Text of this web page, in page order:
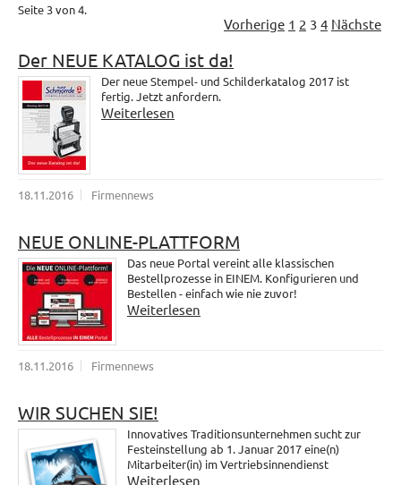
Seite 3 von 4.
Vorherige 1 2 3 4 Nächste
Der NEUE KATALOG ist da!
Der neue Stempel- und Schilderkatalog 2017 ist
fertig. Jetzt anfordern.
Weiterlesen
18.11.2016 Firmennews
NEUE ONLINE-PLATTFORM
Das neue Portal vereint alle klassischen
Bestellprozesse in EINEM. Konfigurieren und
Bestellen - einfach wie nie zuvor!
Weiterlesen
18.11.2016 Firmennews
WIR SUCHEN SIE!
Innovatives Traditionsunternehmen sucht zur
Festeinstellung ab 1. Januar 2017 eine(n)
Mitarbeiter(in) im Vertriebsinnendienst
Weiterlesen